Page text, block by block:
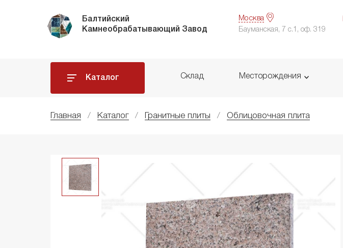
Балтийский
Камнеобрабатывающий Завод
Москва
Бауманская, 7 с.1, оф. 319
Каталог Склад Месторождения
Главная Каталог Гранитные плиты Облицовочная плита